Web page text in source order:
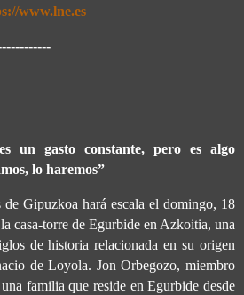
www.lne.es
un gasto constante, pero es algo
lo haremos”
Gipuzkoa hará escala el domingo, 18
casa-torre de Egurbide en Azkoitia, una
de historia relacionada en su origen
de Loyola. Jon Orbegozo, miembro
familia que reside en Egurbide desde